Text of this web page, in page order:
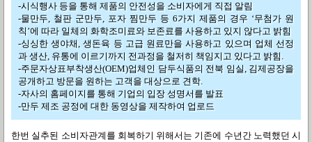
-시식행사 등을 통해 제품의 안전성을 소비자에게 직접 알림
-물만두, 철판 군만두, 포자 찜만두 등 6가지 제품의 경우 ‘무첨가 원
칙’에 따라 일체의 화학조미료와 보존료를 사용하고 있지 않다고 밝힘
-싱싱한 생야채, 생돈육 등 고급 원료만을 사용하고 있으며 업체 선정
과 생산, 유통에 이르기까지 전과정을 철저히 책임지고 있다고 밝힘.
-주문자상표부착생산(OEM)업체인 담두식품의 전북 임실, 김제공장을
공개하고 방문을 원하는 고객을 대상으로 견학.
-자사의 홈페이지를 통해 기업의 입장 성명서를 발표
-만두 제조 공정에 대한 동영상을 제작하여 업로드
한번 실추된 소비자관계를 회복하기 위해서는 기존에 수년간 노력했던 시